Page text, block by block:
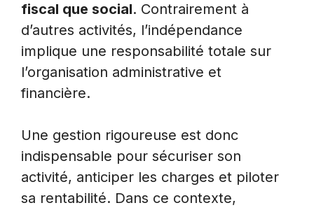
fiscal que social. Contrairement à
d’autres activités, l’indépendance
implique une responsabilité totale sur
l’organisation administrative et
financière.
Une gestion rigoureuse est donc
indispensable pour sécuriser son
activité, anticiper les charges et piloter
sa rentabilité. Dans ce contexte,